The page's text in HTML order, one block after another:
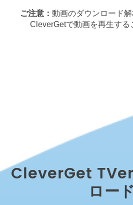
ご注意： 動画のダウンロード解
CleverGetで動画を再生する
CleverGet
ロード